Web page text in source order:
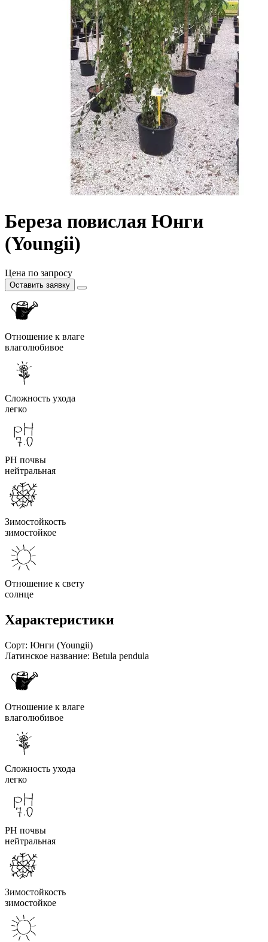
Береза повислая Юнги
(Youngii)
Цена по запросу
Оставить заявку
Отношение к влаге
влаголюбивое
Сложность ухода
легко
PH почвы
нейтральная
Зимостойкость
зимостойкое
Отношение к свету
солнце
Характеристики
Сорт: Юнги (Youngii)
Латинское название: Betula pendula
Отношение к влаге
влаголюбивое
Сложность ухода
легко
PH почвы
нейтральная
Зимостойкость
зимостойкое